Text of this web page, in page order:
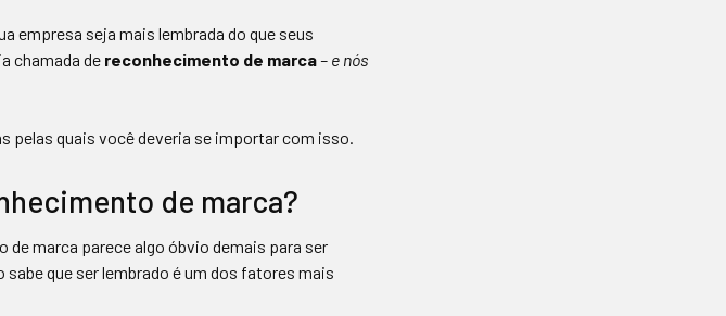
empresa seja mais lembrada do que seus
chamada de reconhecimento de marca– e nós
quais você deveria se importar com isso.
de marca?
de marca parece algo óbvio demais para ser
que ser lembrado é um dos fatores mais